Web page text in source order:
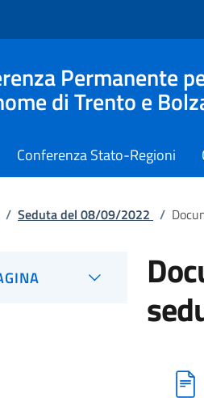
Permanente
di Trento e
Conferenza Stato-Regioni
/ Seduta del 08/09/2022 /